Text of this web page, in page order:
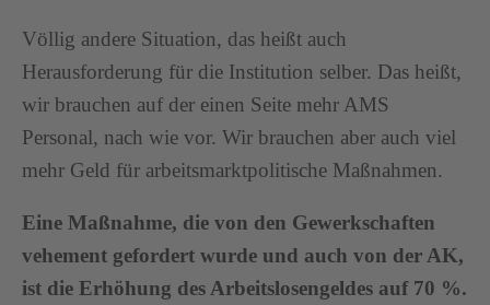
Völlig andere Situation, das heißt auch
Herausforderung für die Institution selber. Das heißt,
wir brauchen auf der einen Seite mehr AMS
Personal, nach wie vor. Wir brauchen aber auch viel
mehr Geld für arbeitsmarktpolitische Maßnahmen.
Eine Maßnahme, die von den Gewerkschaften
vehement gefordert wurde und auch von der AK,
ist die Erhöhung des Arbeitslosengeldes auf 70 %.